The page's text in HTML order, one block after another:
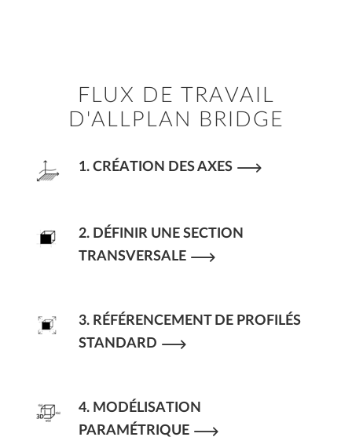
FLUX DE TRAVAIL
D'ALLPLAN BRIDGE
1. CRÉATION DES AXES
2. DÉFINIR UNE SECTION
TRANSVERSALE
3. RÉFÉRENCEMENT DE PROFILÉS
STANDARD
4. MODÉLISATION
PARAMÉTRIQUE